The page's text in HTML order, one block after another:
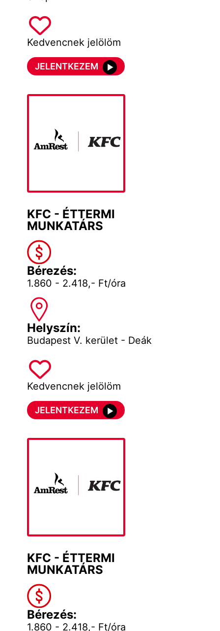
Kedvencnek jelölöm
JELENTKEZEM
KFC - ÉTTERMI
MUNKATÁRS
Bérezés:
1.860 - 2.418,- Ft/óra
Helyszín:
Budapest V. kerület - Deák
Kedvencnek jelölöm
JELENTKEZEM
KFC - ÉTTERMI
MUNKATÁRS
Bérezés:
1.860 - 2.418,- Ft/óra